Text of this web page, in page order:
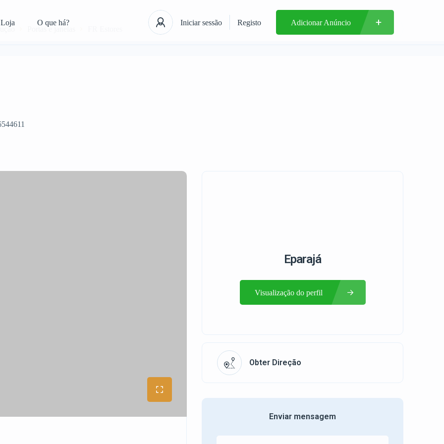
Loja O que há? Iniciar sessão Registo Adicionar Anúncio
Portas e janelas
Eparajá
Visualização do perfil
Obter Direção
Enviar mensagem